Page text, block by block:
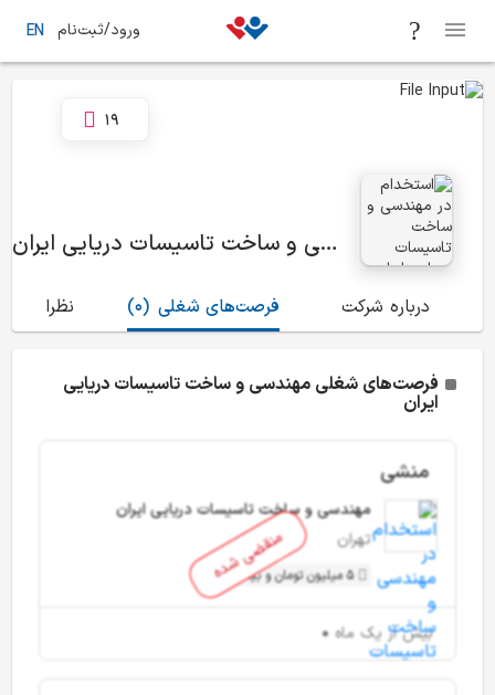
ورود/ثبت‌نام EN
مهندسی و ساخت تاسیسات دریایی ایران
19
درباره شرکت (0) فرصت‌های شغلی نظرات
فرصت‌های شغلی مهندسی و ساخت تاسیسات دریایی
ایران
منقضی شده
منشی
مهندسی و ساخت تاسیسات دریایی ایران
تهران
5 میلیون تومان و بیشتر
بیش از یک ماه